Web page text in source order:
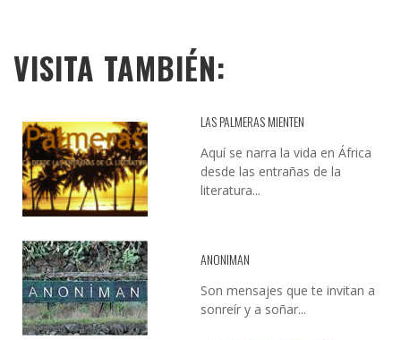
VISITA TAMBIÉN:
LAS PALMERAS MIENTEN
Aquí se narra la vida en África
desde las entrañas de la
literatura...
ANONIMAN
Son mensajes que te invitan a
sonreír y a soñar...